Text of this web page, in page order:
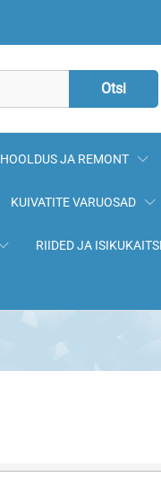
Otsi
HOOLDUS JA REMONT
KUIVATITE VARUOSAD
RIIDED JA